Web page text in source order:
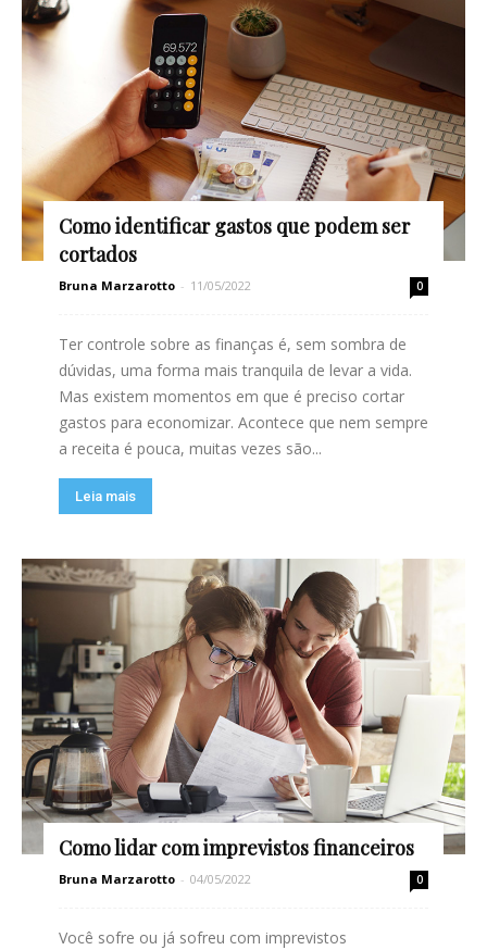
Como identificar gastos que podem ser
cortados
Bruna Marzarotto - 11/05/2022 0
Ter controle sobre as finanças é, sem sombra de
dúvidas, uma forma mais tranquila de levar a vida.
Mas existem momentos em que é preciso cortar
gastos para economizar. Acontece que nem sempre
a receita é pouca, muitas vezes são...
Leia mais
Como lidar com imprevistos financeiros
Bruna Marzarotto - 04/05/2022 0
Você sofre ou já sofreu com imprevistos